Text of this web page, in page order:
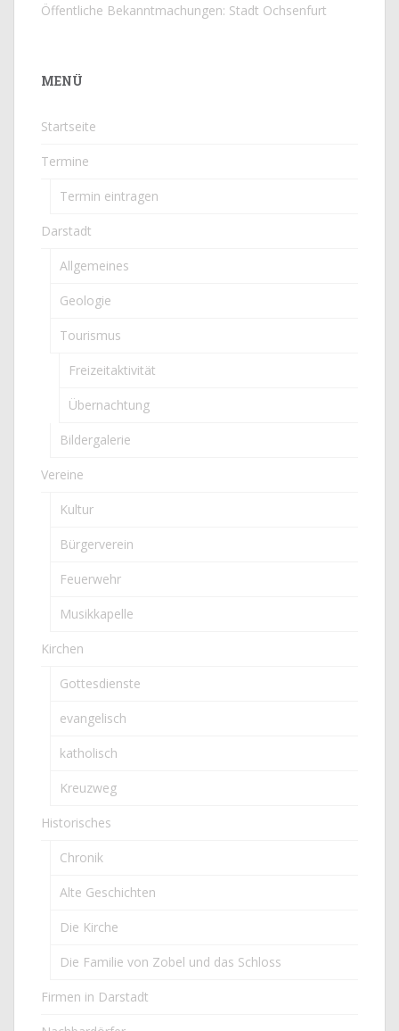
Öffentliche Bekanntmachungen: Stadt Ochsenfurt
MENÜ
Startseite
Termine
Termin eintragen
Darstadt
Allgemeines
Geologie
Tourismus
Freizeitaktivität
Übernachtung
Bildergalerie
Vereine
Kultur
Bürgerverein
Feuerwehr
Musikkapelle
Kirchen
Gottesdienste
evangelisch
katholisch
Kreuzweg
Historisches
Chronik
Alte Geschichten
Die Kirche
Die Familie von Zobel und das Schloss
Firmen in Darstadt